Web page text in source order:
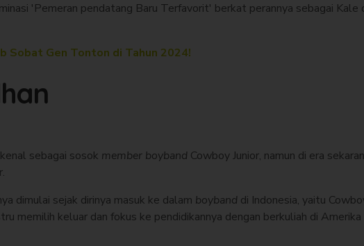
'Pemeran pendatang Baru Terfavorit' berkat perannya sebagai Kale
Sobat Gen Tonton di Tahun 2024!
sebagai sosok member boyband Cowboy Junior, namun di era
dimulai sejak dirinya masuk ke dalam boyband di Indonesia, yaitu
memilih keluar dan fokus ke pendidikannya dengan berkuliah di Amerika